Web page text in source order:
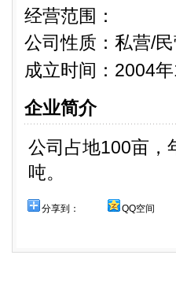
经营范围：
公司性质： 私营/
成立时间：2004年
企业简介
公司占地100亩，
吨。
分享到： QQ空间